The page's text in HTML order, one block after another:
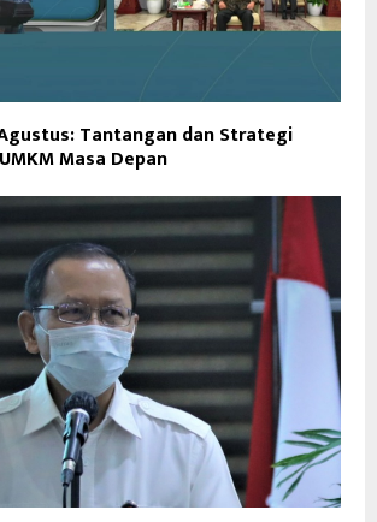
Tantangan dan Strategi
Masa Depan